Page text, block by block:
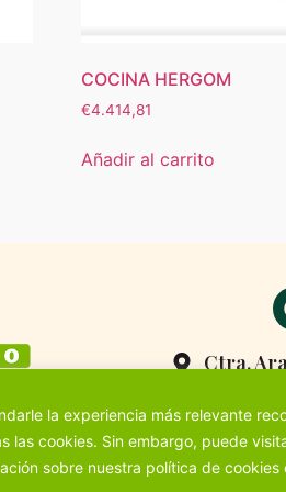
la experiencia más relevante
las cookies. Sin embargo, puede
sobre nuestra política de cookies
COCINA HERGOM
€4.414,81
Añadir al carrito
Ctra.
© 2026